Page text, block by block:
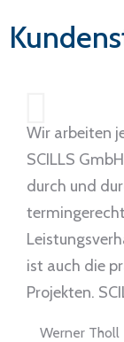
Wir arbeiten
SCILLS
durch und
ist auch die
Projekten.
Werner Tholl